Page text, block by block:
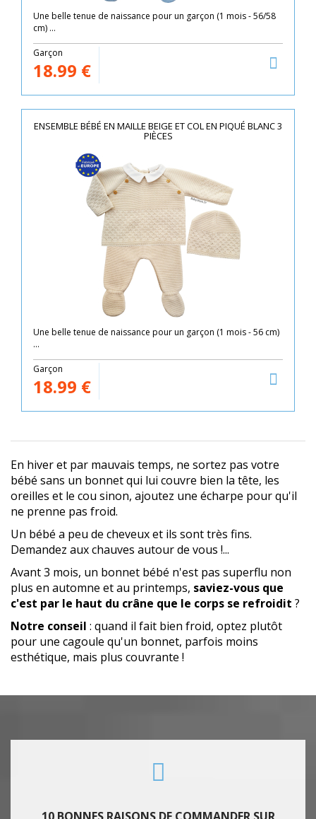
Une belle tenue de naissance pour un garçon (1 mois - 56/58
cm) ...
Garçon
18.99 €
ENSEMBLE BÉBÉ EN MAILLE BEIGE ET COL EN PIQUÉ BLANC 3
PIÈCES
Une belle tenue de naissance pour un garçon (1 mois - 56 cm)
...
Garçon
18.99 €
En hiver et par mauvais temps, ne sortez pas votre
bébé sans un bonnet qui lui couvre bien la tête, les
oreilles et le cou sinon, ajoutez une écharpe pour qu'il
ne prenne pas froid.
Un bébé a peu de cheveux et ils sont très fins.
Demandez aux chauves autour de vous !...
Avant 3 mois, un bonnet bébé n'est pas superflu non
plus en automne et au printemps, saviez-vous que
c'est par le haut du crâne que le corps se refroidit ?
Notre conseil : quand il fait bien froid, optez plutôt
pour une cagoule qu'un bonnet, parfois moins
esthétique, mais plus couvrante !